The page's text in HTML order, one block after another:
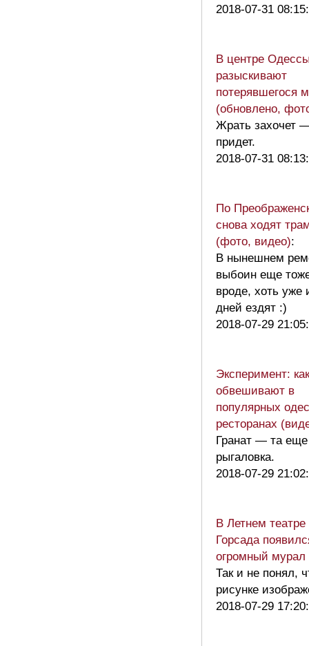
2018-07-31
В центре
разыскивают
потерявшегося
(обновлено,
Жрать захочет
придет.
2018-07-31
По
снова ходят
(фото, видео):
В нынешнем
выбоин еще
вроде, хоть уже
дней ездят :)
2018-07-29
Эксперимент: как
обвешивают в
популярных
ресторанах
Гранат — та еще
рыгаловка.
2018-07-29
В Летнем театре
Горсада
огромный
Так и не понял,
рисунке
2018-07-29